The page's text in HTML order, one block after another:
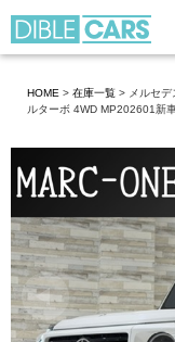
HOME > 在庫一覧 > メルセデ
ルターボ 4WD MP202601新